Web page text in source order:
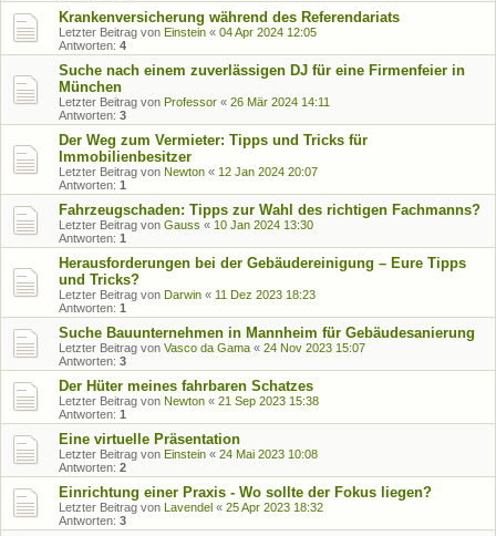
Krankenversicherung während des Referendariats
Letzter Beitrag von Einstein « 04 Apr 2024 12:05
Antworten: 4
Suche nach einem zuverlässigen DJ für eine Firmenfeier in
München
Letzter Beitrag von Professor « 26 Mär 2024 14:11
Antworten: 3
Der Weg zum Vermieter: Tipps und Tricks für
Immobilienbesitzer
Letzter Beitrag von Newton « 12 Jan 2024 20:07
Antworten: 1
Fahrzeugschaden: Tipps zur Wahl des richtigen Fachmanns?
Letzter Beitrag von Gauss « 10 Jan 2024 13:30
Antworten: 1
Herausforderungen bei der Gebäudereinigung – Eure Tipps
und Tricks?
Letzter Beitrag von Darwin « 11 Dez 2023 18:23
Antworten: 1
Suche Bauunternehmen in Mannheim für Gebäudesanierung
Letzter Beitrag von Vasco da Gama « 24 Nov 2023 15:07
Antworten: 3
Der Hüter meines fahrbaren Schatzes
Letzter Beitrag von Newton « 21 Sep 2023 15:38
Antworten: 1
Eine virtuelle Präsentation
Letzter Beitrag von Einstein « 24 Mai 2023 10:08
Antworten: 2
Einrichtung einer Praxis - Wo sollte der Fokus liegen?
Letzter Beitrag von Lavendel « 25 Apr 2023 18:32
Antworten: 3